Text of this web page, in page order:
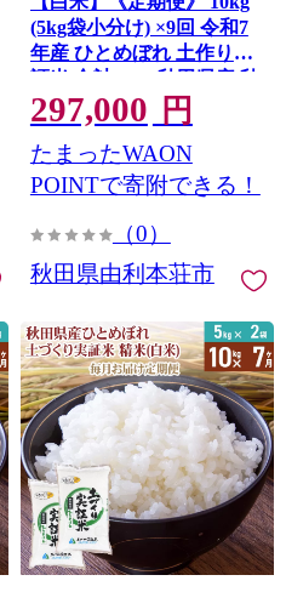
(5kg袋小分け) ×9回 令和7
年産 ひとめぼれ 土作り実
証米 合計90kg 秋田県産 秋
田県由利本荘市
297,000 円
たまったWAON
POINTで寄附できる！
（0）
秋田県由利本荘市